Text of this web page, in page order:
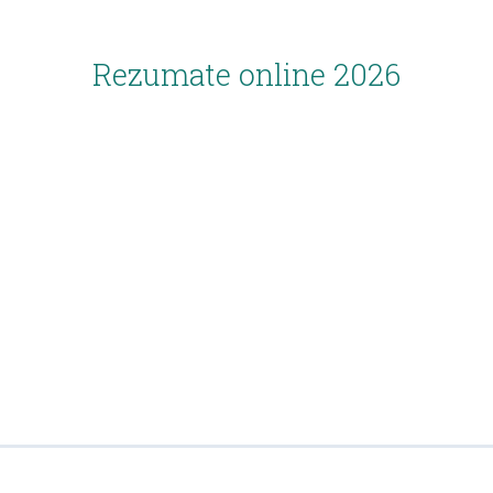
Rezumate online 2026